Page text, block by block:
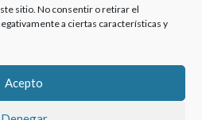
sitio. No consentir o retirar el
a ciertas características y
Acepto
cookies de marketing y